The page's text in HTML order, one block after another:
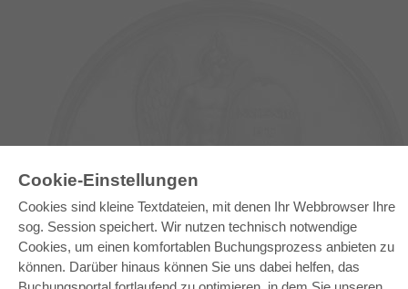
Cookie-Einstellungen
Cookies sind kleine Textdateien, mit denen Ihr Webbrowser Ihre
sog. Session speichert. Wir nutzen technisch notwendige
Cookies, um einen komfortablen Buchungsprozess anbieten zu
können. Darüber hinaus können Sie uns dabei helfen, das
E-COLLECTION
Gesamtpaket
Fachbereichspakete
Pick & Choose
Bereitstellung von E-Books